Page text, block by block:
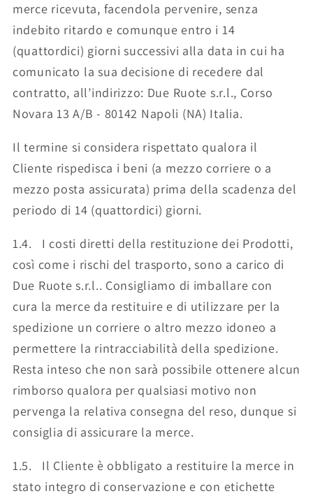
merce ricevuta, facendola pervenire, senza
indebito ritardo e comunque entro i 14
(quattordici) giorni successivi alla data in cui ha
comunicato la sua decisione di recedere dal
contratto, all’indirizzo: Due Ruote s.r.l., Corso
Novara 13 A/B - 80142 Napoli (NA) Italia.
Il termine si considera rispettato qualora il
Cliente rispedisca i beni (a mezzo corriere o a
mezzo posta assicurata) prima della scadenza del
periodo di 14 (quattordici) giorni.
1.4. I costi diretti della restituzione dei Prodotti,
così come i rischi del trasporto, sono a carico di
Due Ruote s.r.l.. Consigliamo di imballare con
cura la merce da restituire e di utilizzare per la
spedizione un corriere o altro mezzo idoneo a
permettere la rintracciabilità della spedizione.
Resta inteso che non sarà possibile ottenere alcun
rimborso qualora per qualsiasi motivo non
pervenga la relativa consegna del reso, dunque si
consiglia di assicurare la merce.
1.5. Il Cliente è obbligato a restituire la merce in
stato integro di conservazione e con etichette